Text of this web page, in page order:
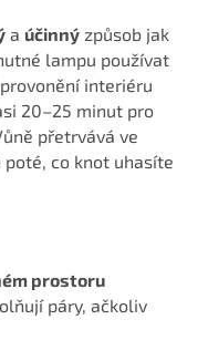
a účinný způsob jak
lampu používat
interiéru
20–25 minut pro
přetrvává ve
co knot uhasíte
prostoru
páry, ačkoliv